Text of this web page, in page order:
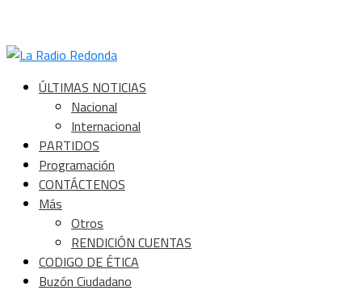
ÚLTIMAS NOTICIAS
Nacional
Internacional
PARTIDOS
Programación
CONTÁCTENOS
Más
Otros
RENDICIÓN CUENTAS
CODIGO DE ÉTICA
Buzón Ciudadano